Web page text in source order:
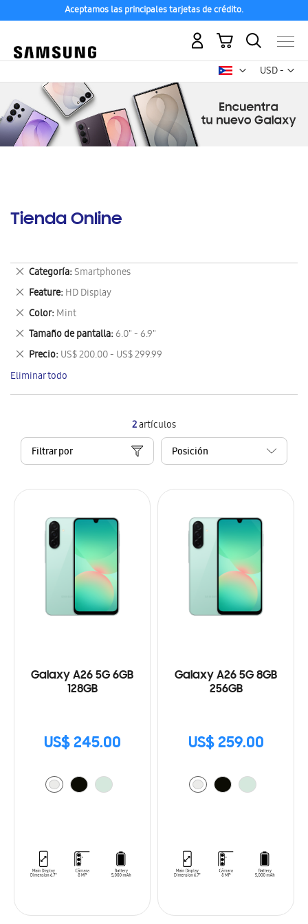
Aceptamos las principales tarjetas de crédito.
USD -
dólar
Mi carrito
Tienda Online
2artículos
Filtrar por
Galaxy A26 5G 6GB
128GB
US$ 245.00
Galaxy A26 5G 8GB
256GB
US$ 259.00
Categoría Smartphones
Eliminar
este
artículo
Feature HD Display
Eliminar
este
artículo
Color Mint
Eliminar
este
artículo
Tamaño de pantalla 6.0" - 6.9"
Eliminar
este
artículo
Precio US$ 200.00 - US$ 299.99
Eliminar
este
artículo
Eliminar todo